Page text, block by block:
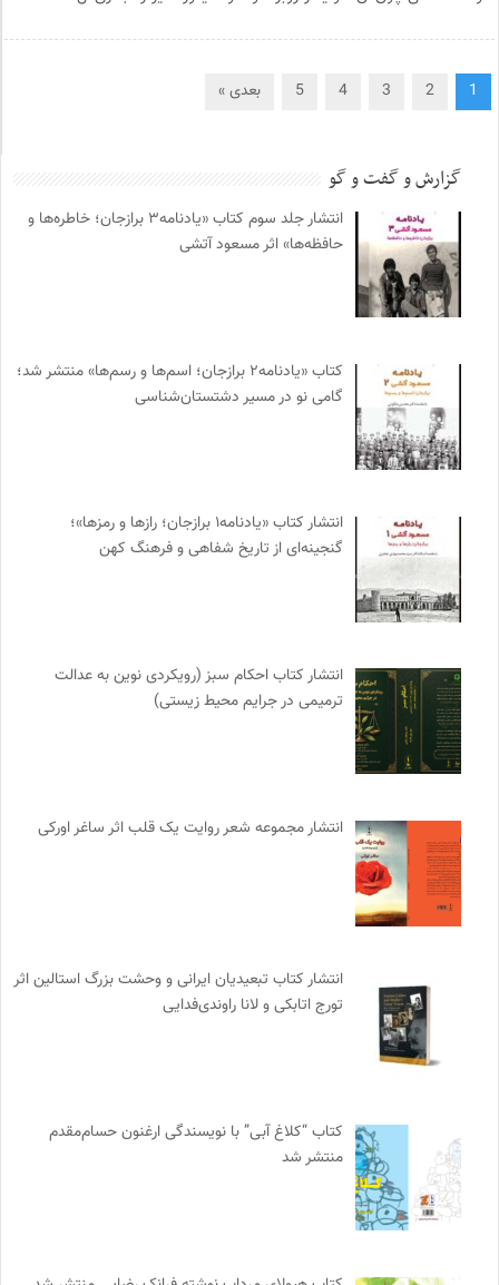
1
2
3
4
5 بعدی »
گزارش و گفت و گو
انتشار جلد سوم کتاب «یادنامه۳ برازجان؛ خاطره‌ها و
حافظه‌ها» اثر مسعود آتشی
کتاب «یادنامه۲ برازجان؛ اسم‌ها و رسم‌ها» منتشر شد؛
گامی نو در مسیر دشتستان‌شناسی
انتشار کتاب «یادنامه۱ برازجان؛ رازها و رمزها»؛
گنجینه‌ای از تاریخ شفاهی و فرهنگ کهن
انتشار کتاب احکام سبز (رویکردی نوین به عدالت
ترمیمی در جرایم محیط‌ زیستی)
انتشار مجموعه شعر روایت یک قلب اثر ساغر اورکی
انتشار کتاب تبعیدیان ایرانی و وحشت بزرگ استالین اثر
تورج اتابکی و لانا راوندی‌فدایی
کتاب “کلاغ آبی” با نویسندگی ارغنون حسام‌مقدم
منتشر شد